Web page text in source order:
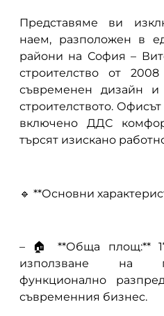
Представяме ви
наем, разположен в
райони на София –
строителство от
съвременен дизайн и
строителството.
включено ДДС
търсят изискано
🔹 **Основни
– 🏠 **Обща площ:**
използване на
функционално
съвременния бизнес.